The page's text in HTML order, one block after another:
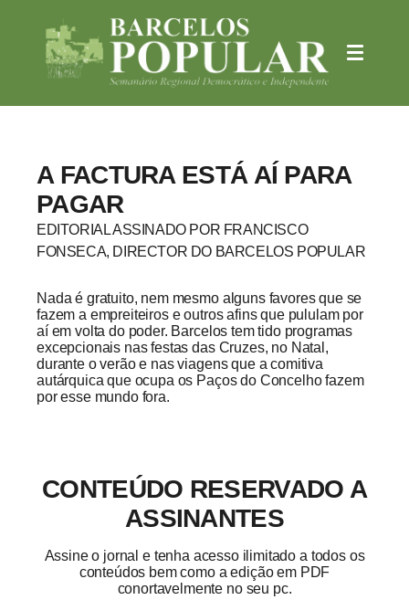
A FACTURA ESTÁ AÍ PARA
PAGAR
EDITORIAL ASSINADO POR FRANCISCO
FONSECA, DIRECTOR DO BARCELOS POPULAR
Nada é gratuito, nem mesmo alguns favores que se
fazem a empreiteiros e outros afins que pululam por
aí em volta do poder. Barcelos tem tido programas
excepcionais nas festas das Cruzes, no Natal,
durante o verão e nas viagens que a comitiva
autárquica que ocupa os Paços do Concelho fazem
por esse mundo fora.
CONTEÚDO RESERVADO A
ASSINANTES
Assine o jornal e tenha acesso ilimitado a todos os
conteúdos bem como a edição em PDF
conortavelmente no seu pc.